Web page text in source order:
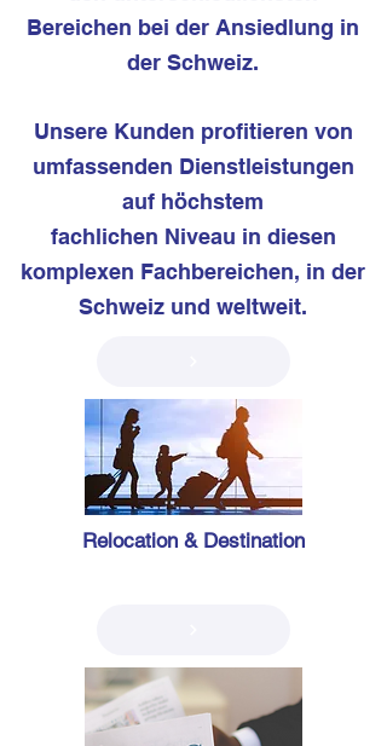
Bereichen bei der Ansiedlung in
der Schweiz.
Unsere Kunden profitieren von
umfassenden Dienstleistungen
auf höchstem
fachlichen Niveau in diesen
komplexen Fachbereichen, in der
Schweiz und weltweit.
Relocation & Destination